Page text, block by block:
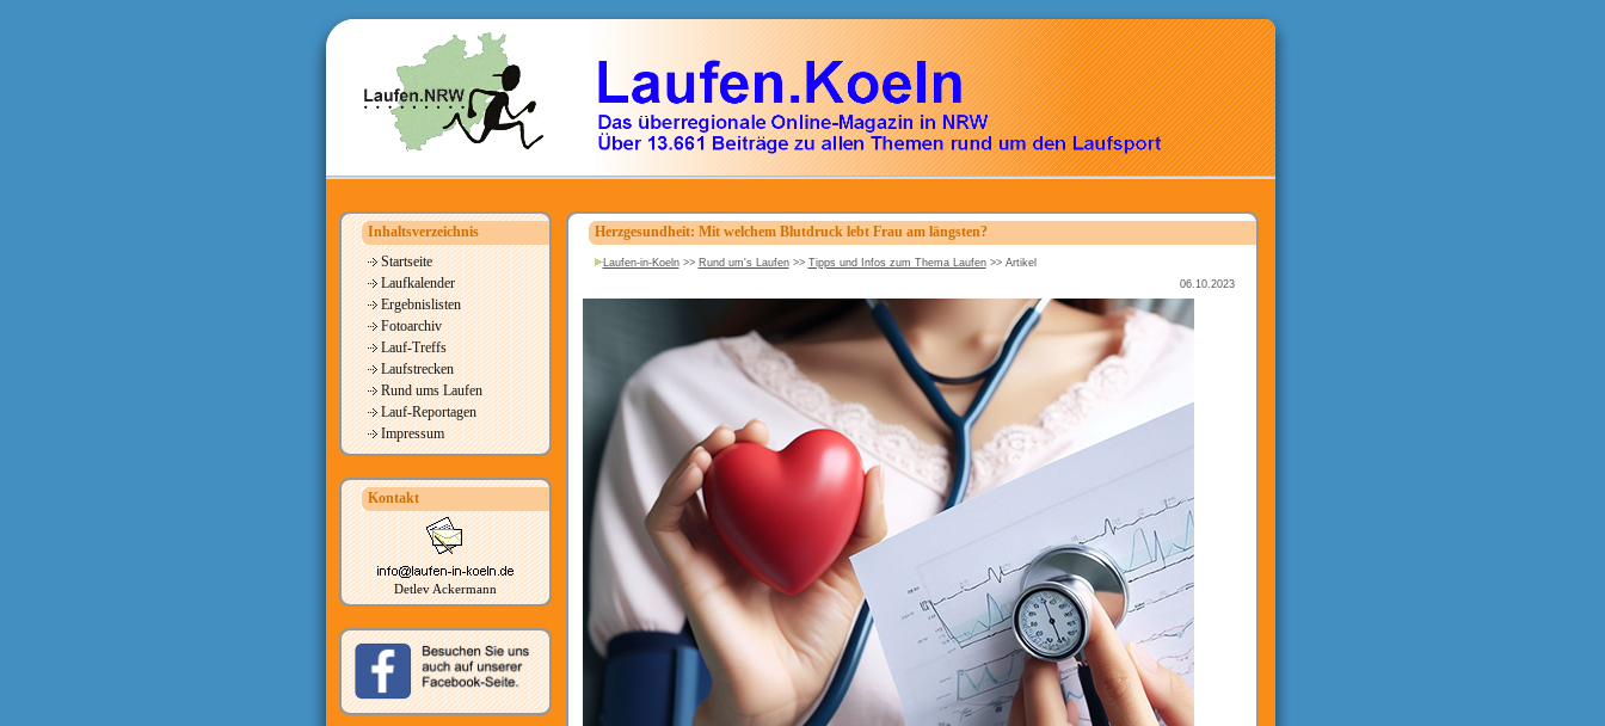
Inhaltsverzeichnis
Startseite
Laufkalender
Ergebnislisten
Fotoarchiv
Lauf-Treffs
Laufstrecken
Rund ums Laufen
Lauf-Reportagen
Impressum
Kontakt
Detlev Ackermann
Herzgesundheit: Mit welchem Blutdruck lebt Frau am längsten?
Laufen-in-Koeln>> Rund um's Laufen>> Tipps und Infos zum Thema Laufen>> Artikel
06.10.2023